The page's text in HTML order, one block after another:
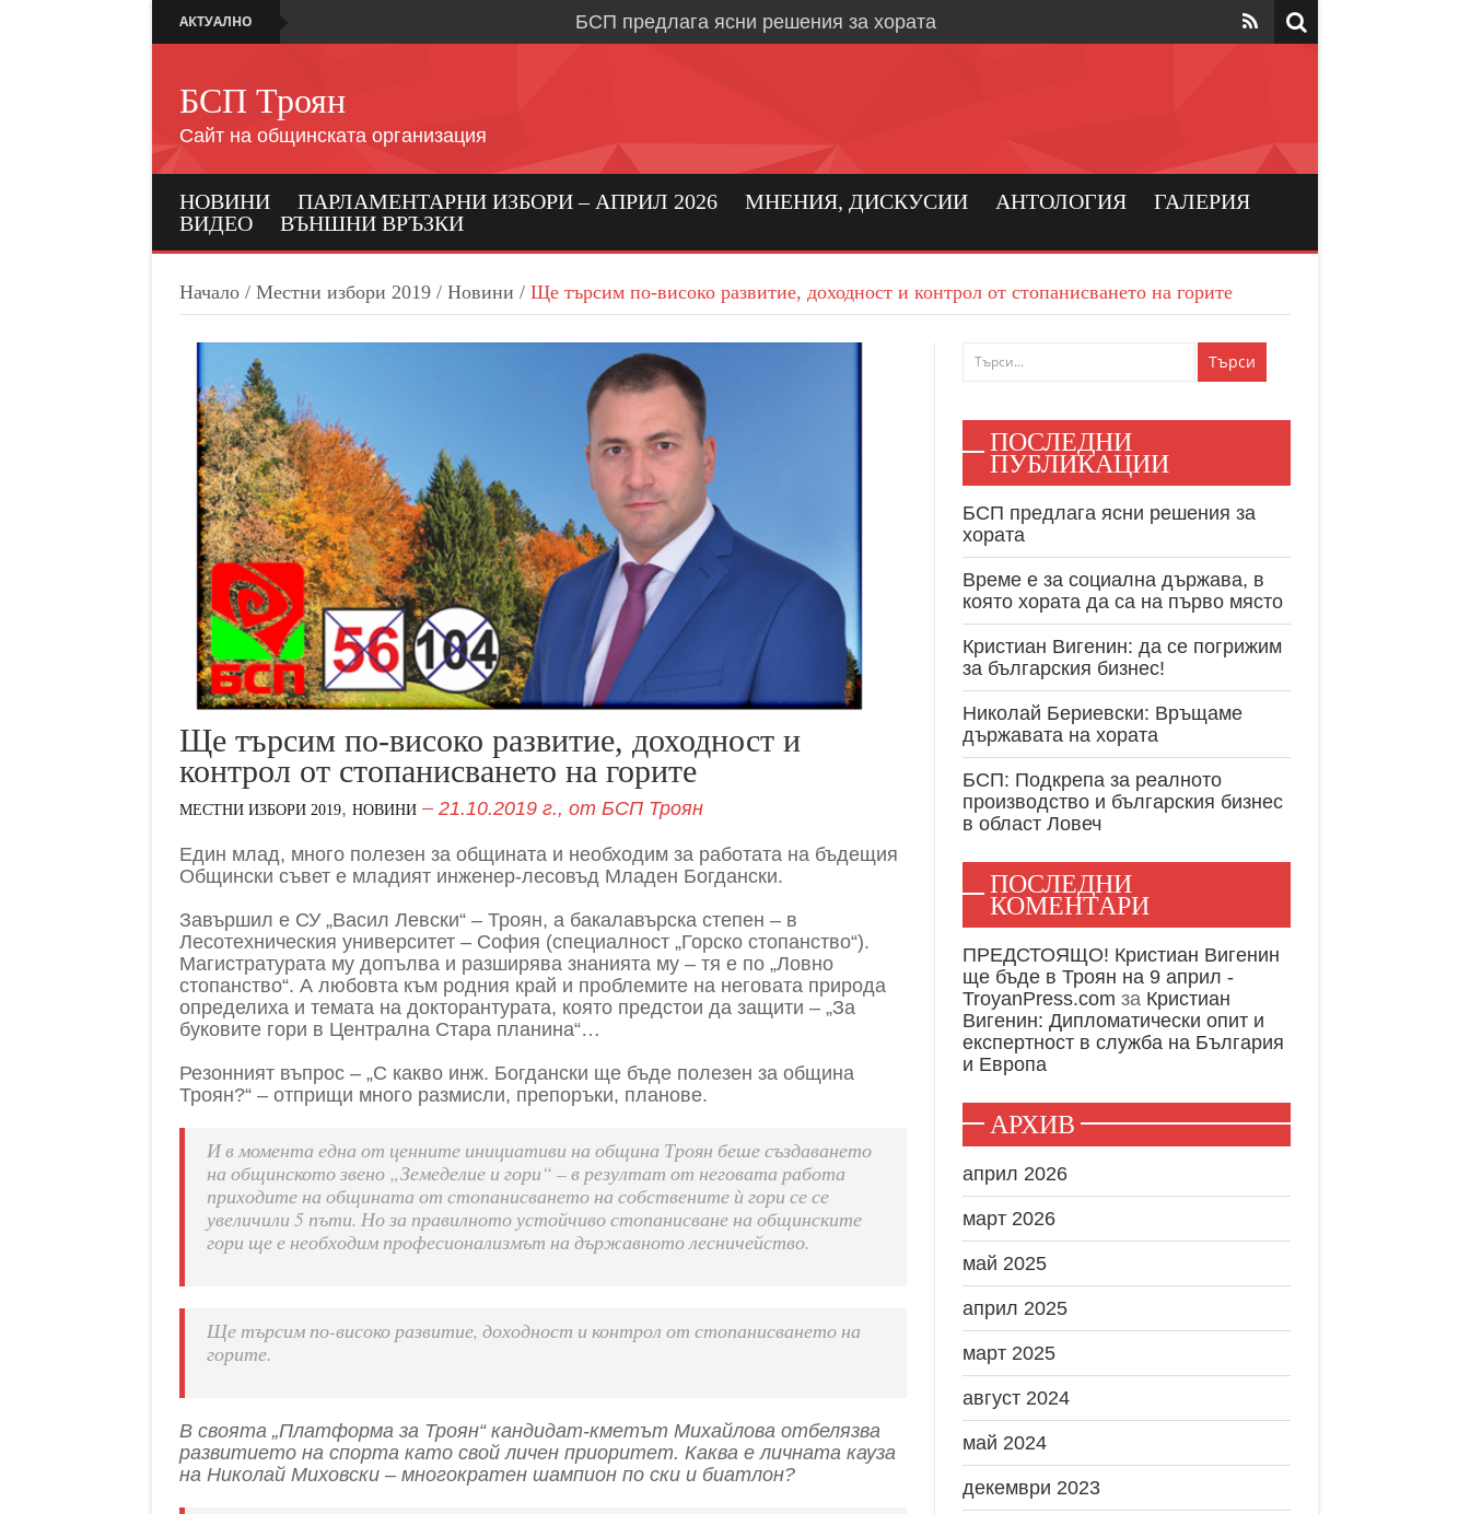
АКТУАЛНО
БСП предлага ясни решения за хората
Николай Бериевски: Връщаме държавата на хората
Кристиан Вигенин за мира и войната
Дипломацията е единственият път към траен мир
Александрово и Лешница: хората най-добре знаят
своите нужди
В Градежница: среща с три поколения леви хора
Кристиан Вигенин: Дипломатически опит и експертност в
служба на България и Европа
БСП Троян
Сайт на общинската организация
НОВИНИ ПАРЛАМЕНТАРНИ ИЗБОРИ – АПРИЛ 2026 МНЕНИЯ, ДИСКУСИИ АНТОЛОГИЯ
ГАЛЕРИЯ
ВИДЕО
ВЪНШНИ ВРЪЗКИ
Начало / Местни избори 2019 / Новини / Ще търсим по-високо развитие, доходност и контрол от стопанисването на горите
Ще търсим по-високо развитие, доходност и
контрол от стопанисването на горите
МЕСТНИ ИЗБОРИ 2019, НОВИНИ 21.10.2019 г., от БСП Троян
Един млад, много полезен за общината и необходим за работата на бъдещия
Общински съвет е младият инженер-лесовъд Младен Богдански.
Завършил е СУ „Васил Левски“ – Троян, а бакалавърска степен – в
Лесотехническия университет – София (специалност „Горско стопанство“).
Магистратурата му допълва и разширява знанията му – тя е по „Ловно
стопанство“. А любовта към родния край и проблемите на неговата природа
определиха и темата на докторантурата, която предстои да защити – „За
буковите гори в Централна Стара планина“…
Резонният въпрос – „С какво инж. Богдански ще бъде полезен за община
Троян?“ – отприщи много размисли, препоръки, планове.
И в момента една от ценните инициативи на община Троян беше създаването
на общинското звено „Земеделие и гори“ – в резултат от неговата работа
приходите на общината от стопанисването на собствените ѝ гори се се
увеличили 5 пъти. Но за правилното устойчиво стопанисване на общинските
гори ще е необходим професионализмът на държавното лесничейство.
Ще търсим по-високо развитие, доходност и контрол от стопанисването на
горите.
В своята „Платформа за Троян“ кандидат-кметът Михайлова отбелязва
развитието на спорта като свой личен приоритет. Каква е личната кауза
на Николай Миховски – многократен шампион по ски и биатлон?
ПОСЛЕДНИ
ПУБЛИКАЦИИ
БСП предлага ясни решения за
хората
Време е за социална държава, в
която хората да са на първо място
Кристиан Вигенин: да се погрижим
за българския бизнес!
Николай Бериевски: Връщаме
държавата на хората
БСП: Подкрепа за реалното
производство и българския бизнес
в област Ловеч
ПОСЛЕДНИ
КОМЕНТАРИ
ПРЕДСТОЯЩО! Кристиан Вигенин
ще бъде в Троян на 9 април -
TroyanPress.com за Кристиан
Вигенин: Дипломатически опит и
експертност в служба на България
и Европа
АРХИВ
април 2026
март 2026
май 2025
април 2025
март 2025
август 2024
май 2024
декември 2023